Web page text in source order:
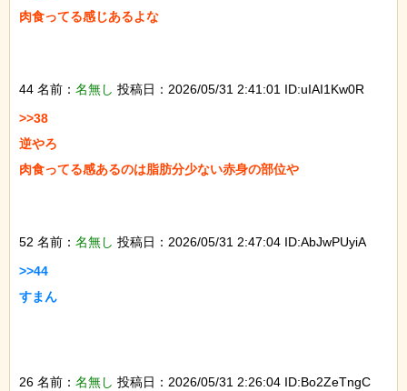
肉食ってる感じあるよな
44 名前： 名無し 投稿日：2026/05/31 2:41:01 ID:uIAI1Kw0R
>>38
逆やろ
肉食ってる感あるのは脂肪分少ない赤身の部位や
52 名前： 名無し 投稿日：2026/05/31 2:47:04 ID:AbJwPUyiA
>>44
すまん
26 名前： 名無し 投稿日：2026/05/31 2:26:04 ID:Bo2ZeTngC